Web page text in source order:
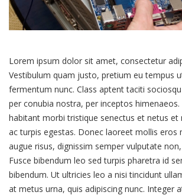
Lorem ipsum dolor sit amet, consectetur
Vestibulum quam justo, pretium eu tempus
fermentum nunc. Class aptent taciti
per conubia nostra, per inceptos himenaeos.
habitant morbi tristique senectus et netus et
ac turpis egestas. Donec laoreet mollis eros
augue risus, dignissim semper vulputate
Fusce bibendum leo sed turpis pharetra id
bibendum. Ut ultricies leo a nisi tincidunt
at metus urna, quis adipiscing nunc. Integer